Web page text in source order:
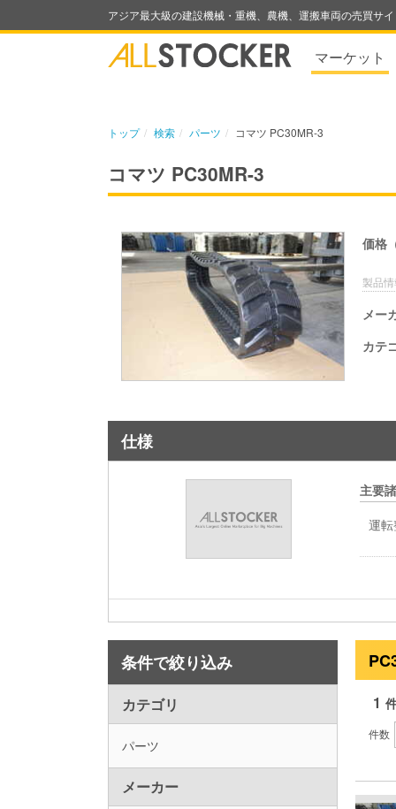
アジア最大級の建設機械・重機、農機、運搬車両の売買サ
マーケット
トップ 検索 パーツ コマツ PC30MR-3
コマツ PC30MR-3
価格
製品
メー
カテ
仕様
主要
運
条件で絞り込み
カテゴリ
パーツ
メーカー
1
件数